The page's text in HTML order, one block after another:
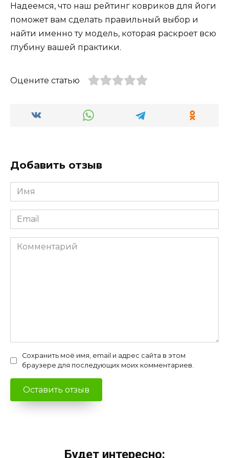
Надеемся, что наш рейтинг ковриков для йоги
поможет вам сделать правильный выбор и
найти именно ту модель, которая раскроет всю
глубину вашей практики.
Оцените статью
Добавить отзыв
Имя
*
Email
*
Комментарий
Сохранить моё имя, email и адрес сайта в этом
браузере для последующих моих комментариев.
Будет интересно: